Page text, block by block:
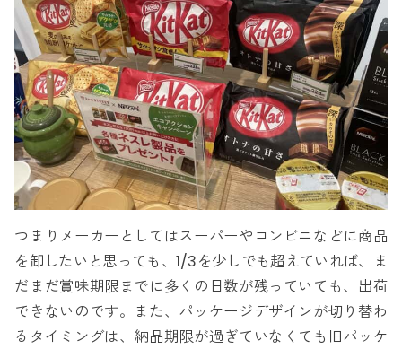
つまりメーカーとしてはスーパーやコンビニなどに商品
を卸したいと思っても、1/3を少しでも超えていれば、ま
だまだ賞味期限までに多くの日数が残っていても、出荷
できないのです。また、パッケージデザインが切り替わ
るタイミングは、納品期限が過ぎていなくても旧パッケ